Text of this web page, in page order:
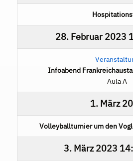
28. Februar 2023
Infoabend
Aula A
1. März
Volleyballturnier um den
3. März 2023